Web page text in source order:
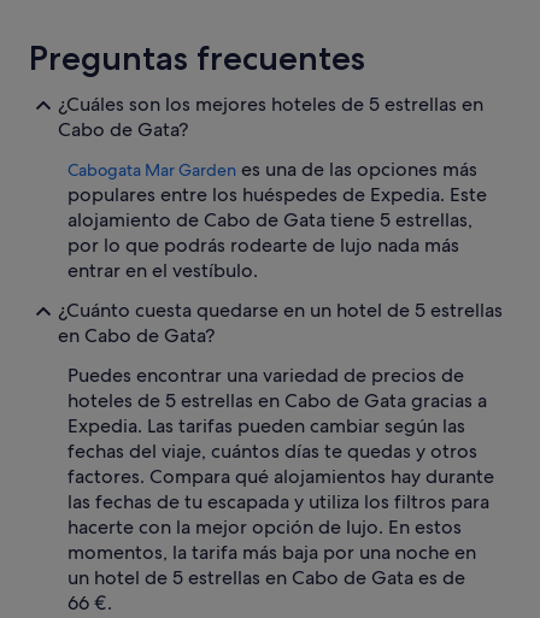
Preguntas frecuentes
¿Cuáles son los mejores hoteles de 5 estrellas en
Cabo de Gata?
Cabogata Mar Garden es una de las opciones más
populares entre los huéspedes de Expedia. Este
alojamiento de Cabo de Gata tiene 5 estrellas,
por lo que podrás rodearte de lujo nada más
entrar en el vestíbulo.
¿Cuánto cuesta quedarse en un hotel de 5 estrellas
en Cabo de Gata?
Puedes encontrar una variedad de precios de
hoteles de 5 estrellas en Cabo de Gata gracias a
Expedia. Las tarifas pueden cambiar según las
fechas del viaje, cuántos días te quedas y otros
factores. Compara qué alojamientos hay durante
las fechas de tu escapada y utiliza los filtros para
hacerte con la mejor opción de lujo. En estos
momentos, la tarifa más baja por una noche en
un hotel de 5 estrellas en Cabo de Gata es de
66 €.